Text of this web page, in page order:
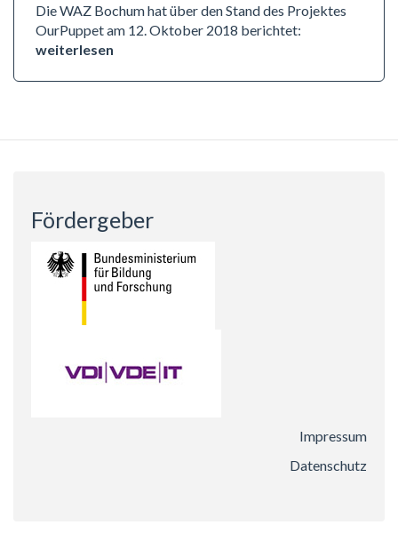
Die WAZ Bochum hat über den Stand des Projektes
OurPuppet am 12. Oktober 2018 berichtet:
weiterlesen
Fördergeber
Impressum
Datenschutz